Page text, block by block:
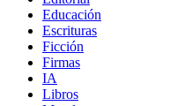
Educación
Escrituras
Ficción
Firmas
IA
Libros